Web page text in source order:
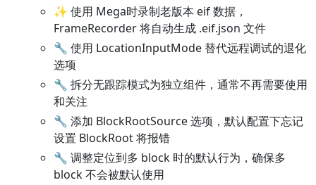
✨ 使用 Mega时录制老版本 eif 数据，
FrameRecorder 将自动生成 .eif.json 文件
🔧 使用 LocationInputMode 替代远程调试的退化
选项
🔧 拆分无跟踪模式为独立组件，通常不再需要使用
和关注
🔧 添加 BlockRootSource 选项，默认配置下忘记
设置 BlockRoot 将报错
🔧 调整定位到多 block 时的默认行为，确保多
block 不会被默认使用